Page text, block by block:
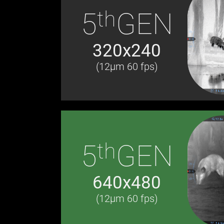
5thGEN
320x240
(12µm 60 fps)
5thGEN
640x480
(12µm 60 fps)